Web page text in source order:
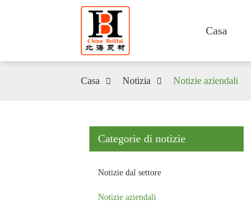
Casa
Casa Notizia Notizie aziendali
Categorie di notizie
Notizie dal settore
Notizie aziendali